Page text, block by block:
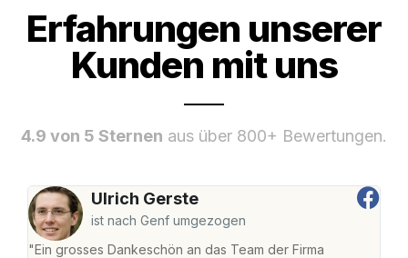
Erfahrungen unserer
Kunden mit uns
4.9 von 5 Sternen aus über 800+ Bewertungen.
Ulrich Gerste
ist nach Genf umgezogen
"Ein grosses Dankeschön an das Team der Firma